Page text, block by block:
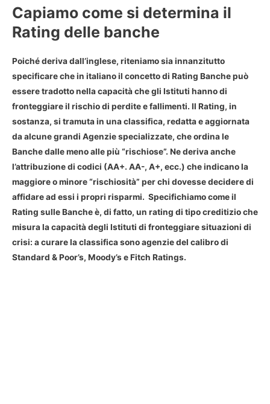
Capiamo come si determina il
Rating delle banche
Poiché deriva dall’inglese, riteniamo sia innanzitutto
specificare che in italiano il concetto di Rating Banche può
essere tradotto nella capacità che gli Istituti hanno di
fronteggiare il rischio di perdite e fallimenti. Il Rating, in
sostanza, si tramuta in una classifica, redatta e aggiornata
da alcune grandi Agenzie specializzate, che ordina le
Banche dalle meno alle più “rischiose”. Ne deriva anche
l’attribuzione di codici (AA+. AA-, A+, ecc.) che indicano la
maggiore o minore “rischiosità” per chi dovesse decidere di
affidare ad essi i propri risparmi. Specifichiamo come il
Rating sulle Banche è, di fatto, un rating di tipo creditizio che
misura la capacità degli Istituti di fronteggiare situazioni di
crisi: a curare la classifica sono agenzie del calibro di
Standard & Poor’s, Moody’s e Fitch Ratings.